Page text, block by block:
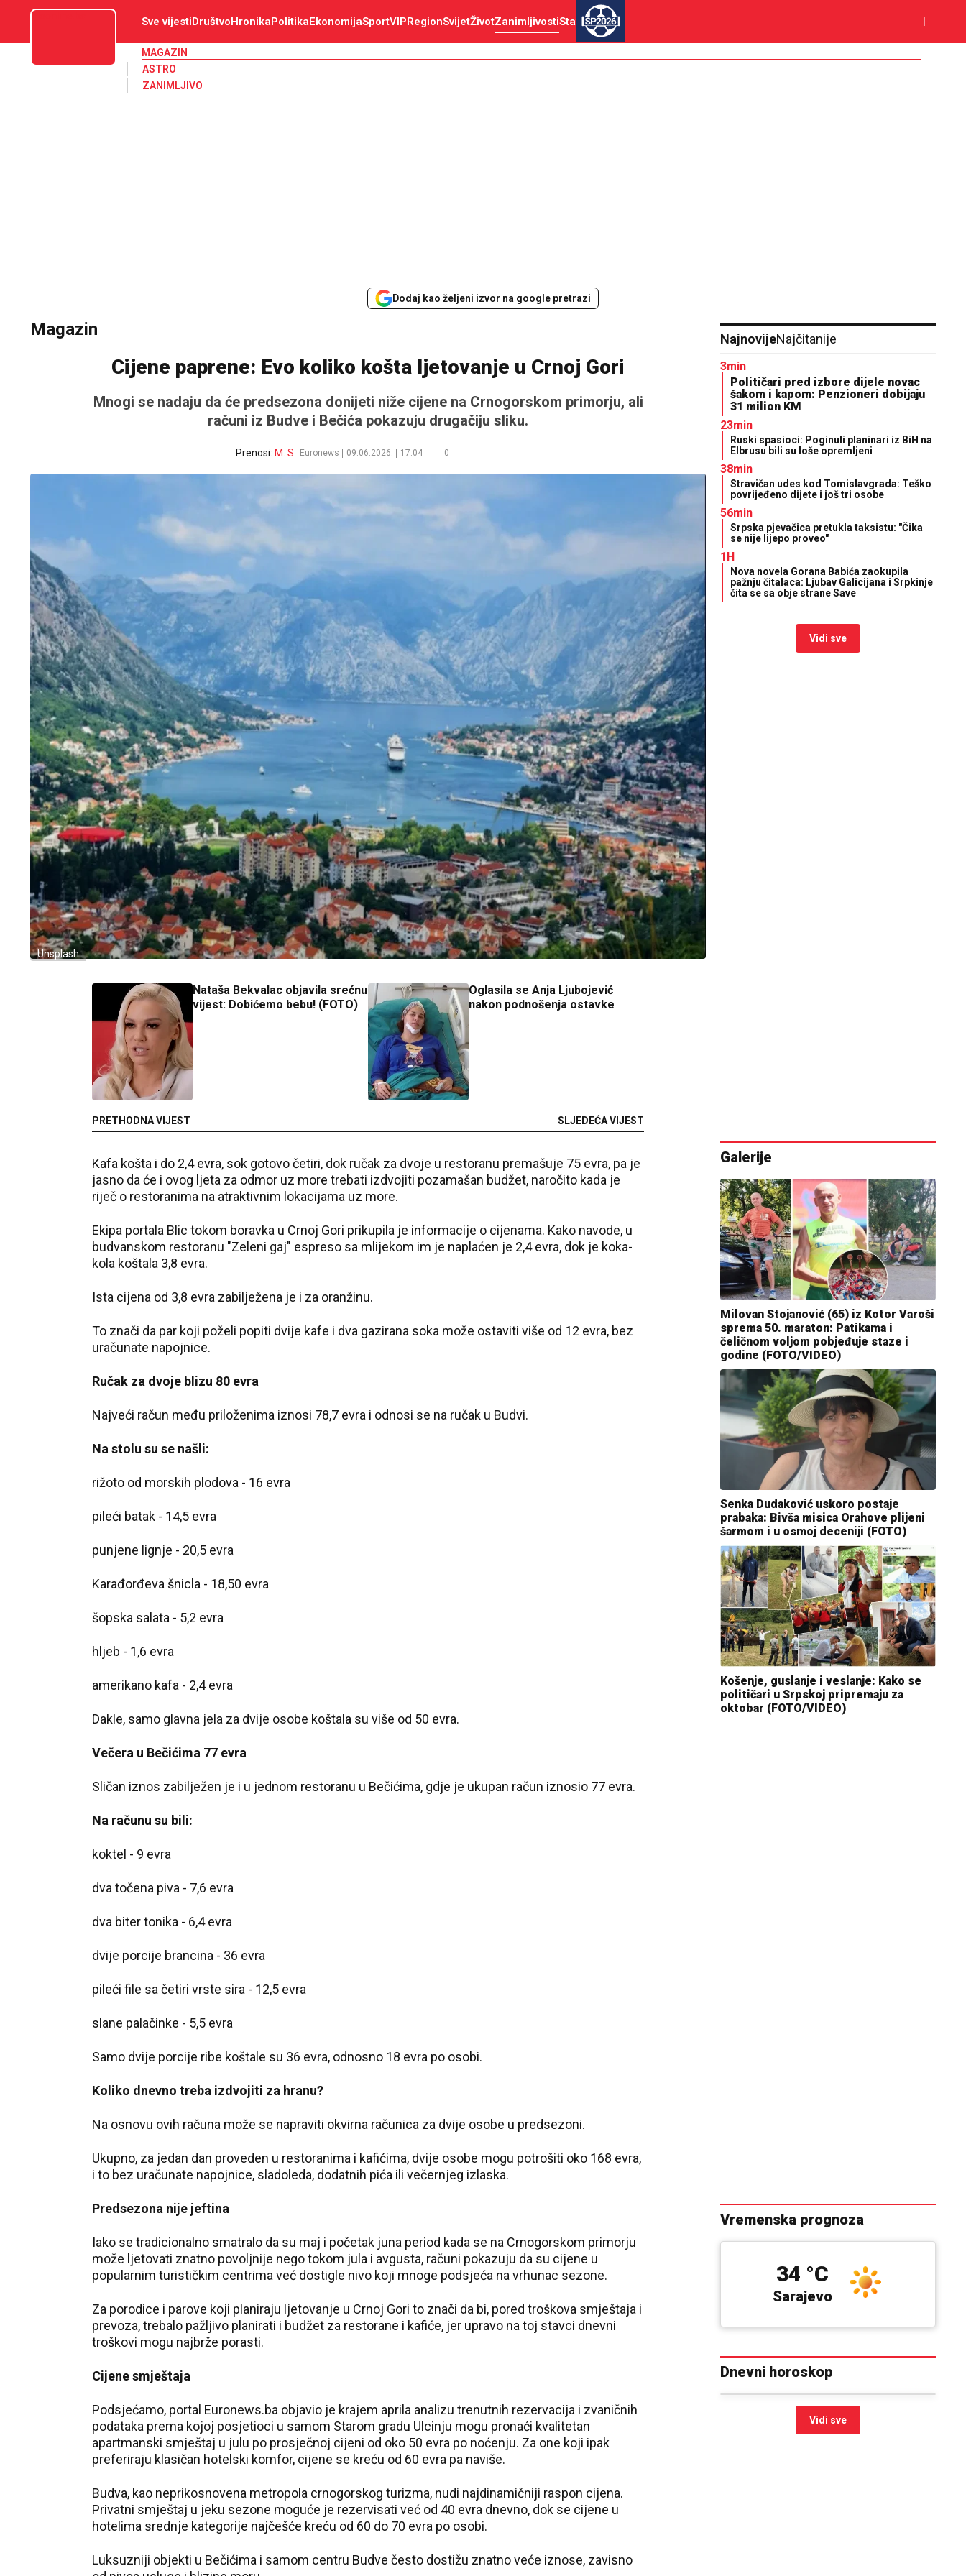
aloonline.ba Sve vijestiDruštvoHronikaPolitikaEkonomijaSportVIPRegionSvijetŽivotZanimljivostiStav SP2026
MAGAZIN
ASTRO
ZANIMLJIVO
Dodaj kao željeni izvor na google pretrazi
Magazin
Cijene paprene: Evo koliko košta ljetovanje u Crnoj Gori
Mnogi se nadaju da će predsezona donijeti niže cijene na Crnogorskom primorju, ali
računi iz Budve i Bečića pokazuju drugačiju sliku.
Prenosi: M. S. Euronews 09.06.2026. 17:04 0
Unsplash
Nataša Bekvalac objavila srećnu
vijest: Dobićemo bebu! (FOTO)
PRETHODNA VIJEST
Oglasila se Anja Ljubojević
nakon podnošenja ostavke
SLJEDEĆA VIJEST
Kafa košta i do 2,4 evra, sok gotovo četiri, dok ručak za dvoje u restoranu premašuje 75 evra, pa je
jasno da će i ovog ljeta za odmor uz more trebati izdvojiti pozamašan budžet, naročito kada je
riječ o restoranima na atraktivnim lokacijama uz more.
Ekipa portala Blic tokom boravka u Crnoj Gori prikupila je informacije o cijenama. Kako navode, u
budvanskom restoranu "Zeleni gaj" espreso sa mlijekom im je naplaćen je 2,4 evra, dok je koka-
kola koštala 3,8 evra.
Ista cijena od 3,8 evra zabilježena je i za oranžinu.
To znači da par koji poželi popiti dvije kafe i dva gazirana soka može ostaviti više od 12 evra, bez
uračunate napojnice.
Ručak za dvoje blizu 80 evra
Najveći račun među priloženima iznosi 78,7 evra i odnosi se na ručak u Budvi.
Na stolu su se našli:
rižoto od morskih plodova - 16 evra
pileći batak - 14,5 evra
punjene lignje - 20,5 evra
Karađorđeva šnicla - 18,50 evra
šopska salata - 5,2 evra
hljeb - 1,6 evra
amerikano kafa - 2,4 evra
Dakle, samo glavna jela za dvije osobe koštala su više od 50 evra.
Večera u Bečićima 77 evra
Sličan iznos zabilježen je i u jednom restoranu u Bečićima, gdje je ukupan račun iznosio 77 evra.
Na računu su bili:
koktel - 9 evra
dva točena piva - 7,6 evra
dva biter tonika - 6,4 evra
dvije porcije brancina - 36 evra
pileći file sa četiri vrste sira - 12,5 evra
slane palačinke - 5,5 evra
Samo dvije porcije ribe koštale su 36 evra, odnosno 18 evra po osobi.
Koliko dnevno treba izdvojiti za hranu?
Na osnovu ovih računa može se napraviti okvirna računica za dvije osobe u predsezoni.
Ukupno, za jedan dan proveden u restoranima i kafićima, dvije osobe mogu potrošiti oko 168 evra,
i to bez uračunate napojnice, sladoleda, dodatnih pića ili večernjeg izlaska.
Predsezona nije jeftina
Iako se tradicionalno smatralo da su maj i početak juna period kada se na Crnogorskom primorju
može ljetovati znatno povoljnije nego tokom jula i avgusta, računi pokazuju da su cijene u
popularnim turističkim centrima već dostigle nivo koji mnoge podsjeća na vrhunac sezone.
Za porodice i parove koji planiraju ljetovanje u Crnoj Gori to znači da bi, pored troškova smještaja i
prevoza, trebalo pažljivo planirati i budžet za restorane i kafiće, jer upravo na toj stavci dnevni
troškovi mogu najbrže porasti.
Cijene smještaja
Podsjećamo, portal Euronews.ba objavio je krajem aprila analizu trenutnih rezervacija i zvaničnih
podataka prema kojoj posjetioci u samom Starom gradu Ulcinju mogu pronaći kvalitetan
apartmanski smještaj u julu po prosječnoj cijeni od oko 50 evra po noćenju. Za one koji ipak
preferiraju klasičan hotelski komfor, cijene se kreću od 60 evra pa naviše.
Budva, kao neprikosnovena metropola crnogorskog turizma, nudi najdinamičniji raspon cijena.
Privatni smještaj u jeku sezone moguće je rezervisati već od 40 evra dnevno, dok se cijene u
hotelima srednje kategorije najčešće kreću od 60 do 70 evra po osobi.
Luksuzniji objekti u Bečićima i samom centru Budve često dostižu znatno veće iznose, zavisno
NajnovijeNajčitanije
3min
Političari pred izbore dijele novac
šakom i kapom: Penzioneri dobijaju
31 milion KM
23min
Ruski spasioci: Poginuli planinari iz BiH na
Elbrusu bili su loše opremljeni
38min
Stravičan udes kod Tomislavgrada: Teško
povrijeđeno dijete i još tri osobe
56min
Srpska pjevačica pretukla taksistu: "Čika
se nije lijepo proveo"
1H
Nova novela Gorana Babića zaokupila
pažnju čitalaca: Ljubav Galicijana i Srpkinje
čita se sa obje strane Save
Vidi sve
Galerije
Milovan Stojanović (65) iz Kotor Varoši
sprema 50. maraton: Patikama i
čeličnom voljom pobjeđuje staze i
godine (FOTO/VIDEO)
Senka Dudaković uskoro postaje
prabaka: Bivša misica Orahove plijeni
šarmom i u osmoj deceniji (FOTO)
Košenje, guslanje i veslanje: Kako se
političari u Srpskoj pripremaju za
oktobar (FOTO/VIDEO)
Vremenska prognoza
30 °C
Sarajevo
34 °C
Dnevni horoskop
Vidi sve